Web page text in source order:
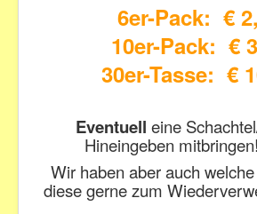
6er-Pack: €
10er-Pack: €
30er-Tasse: €
Eventuell eine
Hineingeben
Wir haben aber auch
diese gerne zum